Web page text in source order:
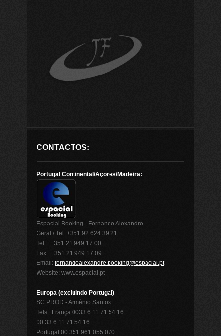
CONTACTOS:
Portugal Continental/Açores/Madeira:
Espacial Booking - Fernando Alexandre
Geral / Tel: +351 92 624 39 21
Tel. : +351 21 949 17 00
Fax: + 351 21 949 17 09
Email: fernandoalexandre.booking@espacial.pt
Website: www.espacial.pt
Europa (excluindo Portugal)
SC PROD - Arménio Santos
Tels : França 0033 6 11 71 54 16
00 33 6 11 71 54 16
Portugal 00 351 961 055 070